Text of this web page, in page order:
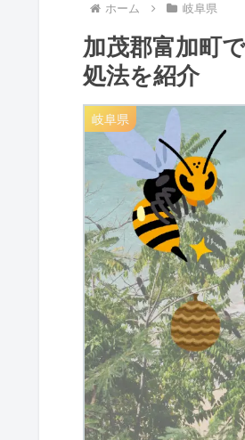
ホーム 岐阜県
加茂郡富加町
処法を紹介
岐阜県